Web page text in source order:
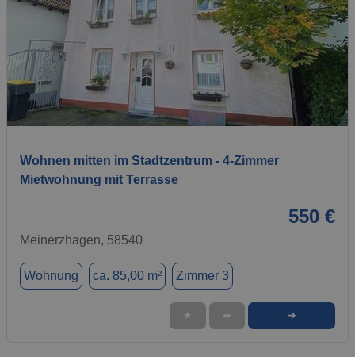
1 / 6
Wohnen mitten im Stadtzentrum - 4-Zimmer
Mietwohnung mit Terrasse
550 €
Meinerzhagen, 58540
Wohnung ca. 85,00 m² Zimmer 3
★ ➦ ➜